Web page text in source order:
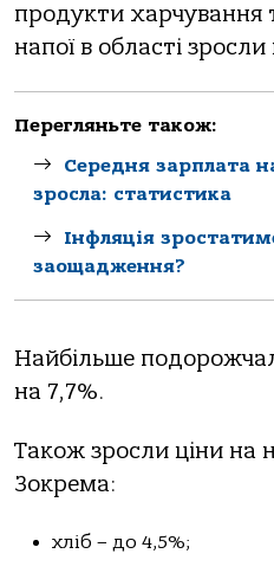
продукти харчування
напої в області зросли
Перегляньте також:
Середня зарплата
зросла: статистика
Інфляція
заощадження?
Найбільше
на 7,7%.
Також зросли ціни на
Зокрема:
хліб – до 4,5%;